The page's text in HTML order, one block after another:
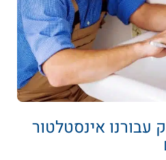
עבורנו אינסטלטור